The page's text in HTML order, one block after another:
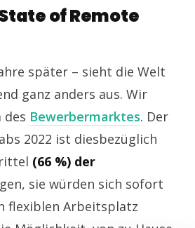
of Remote
später – sieht die Welt
ganz anders aus. Wir
des Bewerbermarktes. Der
2022 ist diesbezüglich
(66 %) der
sie würden sich sofort
flexiblen Arbeitsplatz